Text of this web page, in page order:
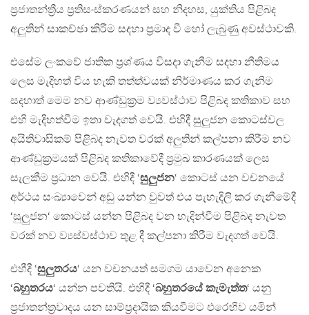
ප්‍රජාතන්ත්‍රීය ප්‍රතිසංස්කරණයන් සහ නිදහස, යුක්තිය පිළිබද
අලුතින් සාකච්ඡා කිරීම සදහා ප්‍රමාද වී හෝ ලැබුණු අවස්ථාවකි.
එසේම ලංකවේ ජාතික ප්‍රශ්ණය විසදා ගැනීම සදහා නීතිමය
ලෙස මැදිහත් විය හැකි තත්ත්වයක් නිර්මාණය කර ගැනිම
සදහාත් මෙම නව ආණ්ඩුක්‍රම ව්‍යවස්ථාව පිළිබද කතිකාව සහ
එහි මැදිහත්වීම ඉතා වැදගත් වෙයි. එහිදී සුලුජන කොටස්වල
අයිතිවාසිකම් පිළිබද නැවත වරක් අලුතින් කල්පනා කිරීම නව
ආණ්ඩුක්‍රමයක් පිළිබද කතිකාවේදී ප්‍රමුඛ කාරණයක් ලෙස
සැලකීම ප්‍රධාන වෙයි. එහිදී ‘සුලුජන‘ කොටස් යන වචනයේ
අර්ථය සංඛ්‍යාවෙන් අඩු යන්න වුවත් එය පැහැදිලි කර ගැනීමේදී
‘සුලුජන‘ කොටස් යන්න පිළිබද වන හැදින්වීම පිළිබද නැවත
වරක් නව ව්‍යස්වස්ථාව තුළ දී කල්පනා කිරීම වැදගත් වෙයි.
එහීදී ‘සුලුතරය‘ යන වචනයත් සමගම යාවෙන අනෙක
‘බහුතරය‘ යන්න පවතියි. එහිදී ‘බහුතරයේ කැමැත්ත‘ යනු
ප්‍රජාතන්ත්‍රවාදය යන සාම්ප්‍රදායික කියවීමට එරෙහිව යමින්